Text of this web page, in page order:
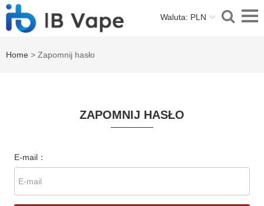
Waluta: PLN
Home > Zapomnij hasło
ZAPOMNIJ HASŁO
E-mail：